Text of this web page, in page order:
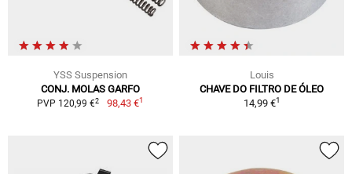
YSS Suspension
CONJ. MOLAS GARFO
PVP 120,99 €2 98,43 €1
Louis
CHAVE DO FILTRO DE ÓLEO
14,99 €1